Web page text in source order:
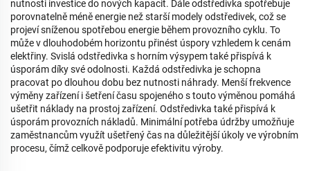
nutnosti investice do nových kapacit. Dále odstředivka spotřebuje
porovnatelně méně energie než starší modely odstředivek, což se
projeví sníženou spotřebou energie během provozního cyklu. To
může v dlouhodobém horizontu přinést úspory vzhledem k cenám
elektřiny. Svislá odstředivka s horním výsypem také přispívá k
úsporám díky své odolnosti. Každá odstředivka je schopna
pracovat po dlouhou dobu bez nutnosti náhrady. Menší frekvence
výměny zařízení i šetření času spojeného s touto výměnou pomáhá
ušetřit náklady na prostoj zařízení. Odstředivka také přispívá k
úsporám provozních nákladů. Minimální potřeba údržby umožňuje
zaměstnancům využít ušetřený čas na důležitější úkoly ve výrobním
procesu, čímž celkově podporuje efektivitu výroby.